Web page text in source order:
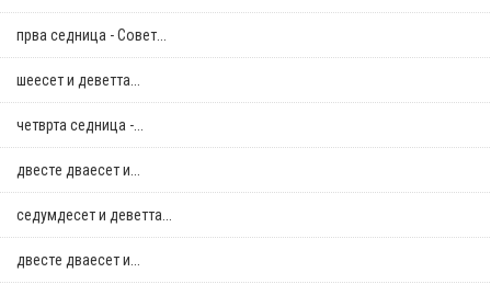
прва седница - Совет...
шеесет и деветта...
четврта седница -...
двестe дваесет и...
седумдесет и деветта...
двестe дваесет и...